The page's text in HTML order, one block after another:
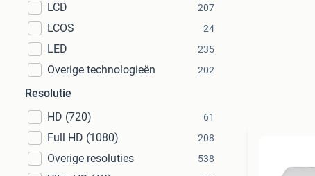
LCD 207
LCOS 24
LED 235
Overige technologieën 202
Resolutie
HD (720)
61
Full HD (1080) 208
Overige resoluties 538